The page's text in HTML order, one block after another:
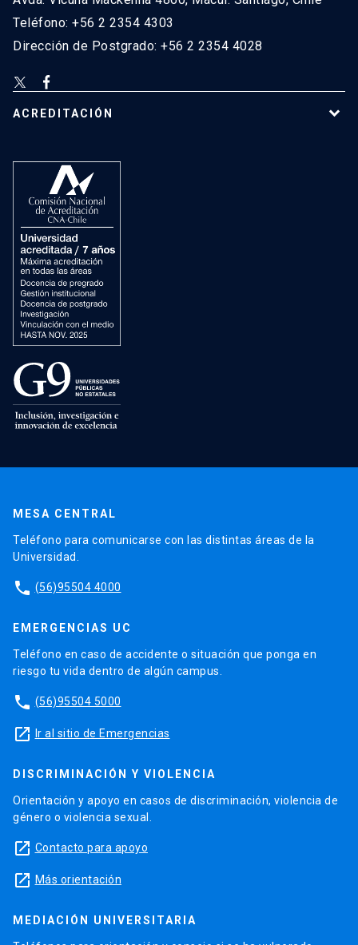
Teléfono: +56 2 2354 4303
Dirección de Postgrado: +56 2 2354 4028
ACREDITACIÓN
MESA CENTRAL
Teléfono para comunicarse con las distintas áreas de la
Universidad.
phone (56)95504 4000
EMERGENCIAS UC
Teléfono en caso de accidente o situación que ponga en
riesgo tu vida dentro de algún campus.
phone (56)95504 5000
launch Ir al sitio de Emergencias
DISCRIMINACIÓN Y VIOLENCIA
Orientación y apoyo en casos de discriminación, violencia de
género o violencia sexual.
launch Contacto para apoyo
launch Más orientación
MEDIACIÓN UNIVERSITARIA